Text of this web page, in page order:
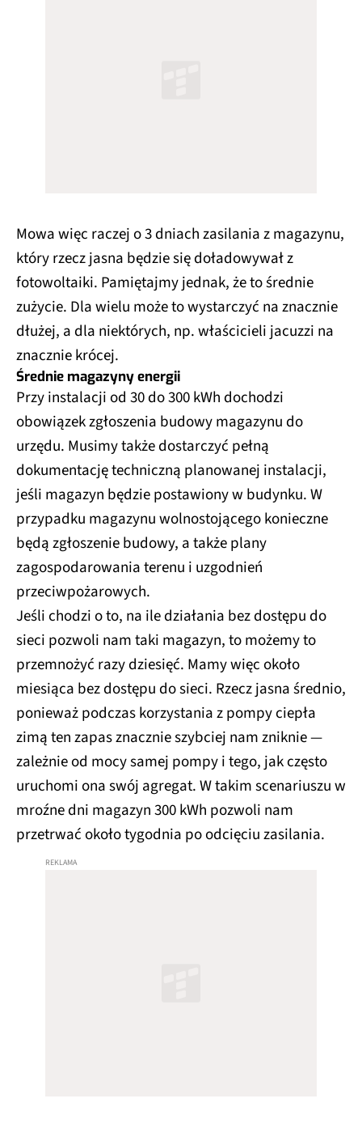
Mowa więc raczej o 3 dniach zasilania z magazynu,
który rzecz jasna będzie się doładowywał z
fotowoltaiki. Pamiętajmy jednak, że to średnie
zużycie. Dla wielu może to wystarczyć na znacznie
dłużej, a dla niektórych, np. właścicieli jacuzzi na
znacznie krócej.
Średnie magazyny energii
Przy instalacji od 30 do 300 kWh dochodzi
obowiązek zgłoszenia budowy magazynu do
urzędu. Musimy także dostarczyć pełną
dokumentację techniczną planowanej instalacji,
jeśli magazyn będzie postawiony w budynku. W
przypadku magazynu wolnostojącego konieczne
będą zgłoszenie budowy, a także plany
zagospodarowania terenu i uzgodnień
przeciwpożarowych.
Jeśli chodzi o to, na ile działania bez dostępu do
sieci pozwoli nam taki magazyn, to możemy to
przemnożyć razy dziesięć. Mamy więc około
miesiąca bez dostępu do sieci. Rzecz jasna średnio,
ponieważ podczas korzystania z pompy ciepła
zimą ten zapas znacznie szybciej nam zniknie —
zależnie od mocy samej pompy i tego, jak często
uruchomi ona swój agregat. W takim scenariuszu w
mroźne dni magazyn 300 kWh pozwoli nam
przetrwać około tygodnia po odcięciu zasilania.